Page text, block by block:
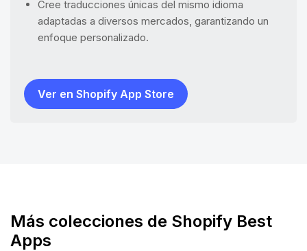
Cree traducciones únicas del mismo idioma
adaptadas a diversos mercados, garantizando un
enfoque personalizado.
Ver en Shopify App Store
Más colecciones de Shopify Best
Apps